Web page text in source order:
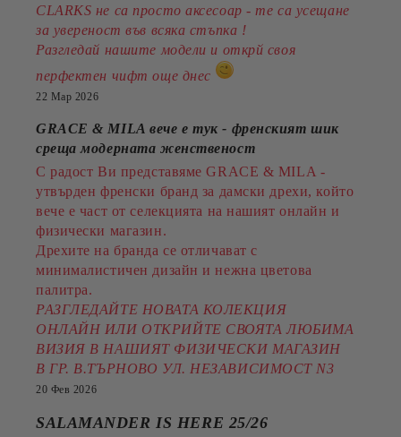
CLARKS не са просто аксесоар - те са усещане
за увереност във всяка стъпка !
Разгледай нашите модели и открй своя
перфектен чифт още днес
22 Мар 2026
GRACE & MILA вече е тук - френският шик
среща модерната женственост
С радост Ви представяме GRACE & MILA -
утвърден френски бранд за дамски дрехи, който
вече е част от селекцията на нашият онлайн и
физически магазин.
Дрехите на бранда се отличават с
минималистичен дизайн и нежна цветова
палитра.
РАЗГЛЕДАЙТЕ НОВАТА КОЛЕКЦИЯ
ОНЛАЙН ИЛИ ОТКРИЙТЕ СВОЯТА ЛЮБИМА
ВИЗИЯ В НАШИЯТ ФИЗИЧЕСКИ МАГАЗИН
В ГР. В.ТЪРНОВО УЛ. НЕЗАВИСИМОСТ N3
20 Фев 2026
SALAMANDER IS HERE 25/26